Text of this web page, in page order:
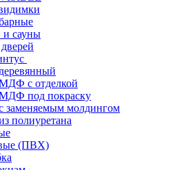
и сауны
с отделкой
под покраску
заменяемым молдингом
полиуретана
(ПВХ)